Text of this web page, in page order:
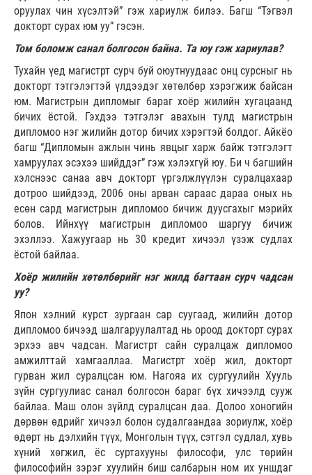
оруулах чин хүсэлтэй” гэж хариулж билээ. Багш “Тэгвэл
докторт сурах юм уу” гэсэн.
Том боломж санал болгосон байна. Та юу гэж хариулав?
Тухайн үед магистрт сурч буй оюутнуудаас онц сурсныг нь
докторт тэтгэлэгтэй үлдээдэг хөтөлбөр хэрэгжиж байсан
юм. Магистрын дипломыг бараг хоёр жилийн хугацаанд
бичих ёстой. Гэхдээ тэтгэлэг авахын тулд магистрын
дипломоо нэг жилийн дотор бичих хэрэгтэй болдог. Айкёо
багш “Дипломын ажлын чинь явцыг харж байж тэтгэлэгт
хамруулах эсэхээ шийддэг” гэж хэлэхгүй юу. Би ч багшийн
хэлснээс санаа авч докторт үргэлжлүүлэн суралцахаар
дотроо шийдээд, 2006 оны арван сараас дараа оных нь
есөн сард магистрын дипломоо бичиж дуусгахыг мэрийх
болов. Ийнхүү магистрын дипломоо шаргуу бичиж
эхэллээ. Хажуугаар нь 30 кредит хичээл үзэж судлах
ёстой байлаа.
Хоёр жилийн хөтөлбөрийг нэг жилд багтаан сурч чадсан
уу?
Япон хэлний курст зургаан сар суугаад, жилийн дотор
дипломоо бичээд шалгаруулалтад нь ороод докторт сурах
эрхээ авч чадсан. Магистрт сайн суралцаж дипломоо
амжилттай хамгааллаа. Магистрт хоёр жил, докторт
гурван жил суралцсан юм. Нагояа их сургуулийн Хууль
зүйн сургуулиас санал болгосон бараг бүх хичээлд сууж
байлаа. Маш олон зүйлд суралцсан даа. Долоо хоногийн
дөрвөн өдрийг хичээл болон судалгаандаа зориулж, хоёр
өдөрт нь дэлхийн түүх, Монголын түүх, сэтгэл судлал, хувь
хүний хөгжил, ёс суртахууны философи, улс төрийн
философийн зэрэг хуулийн биш салбарын ном их уншдаг